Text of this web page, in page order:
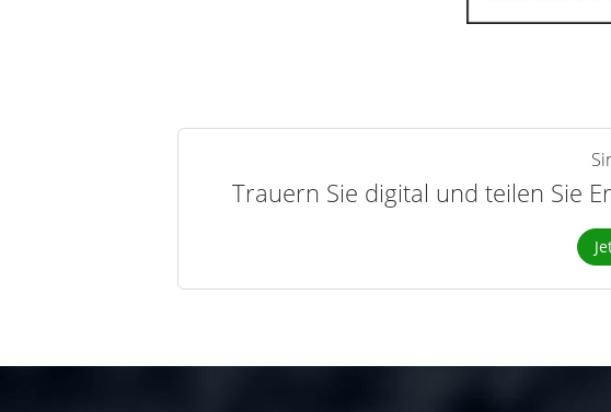
Trauern Sie digital und teilen Sie